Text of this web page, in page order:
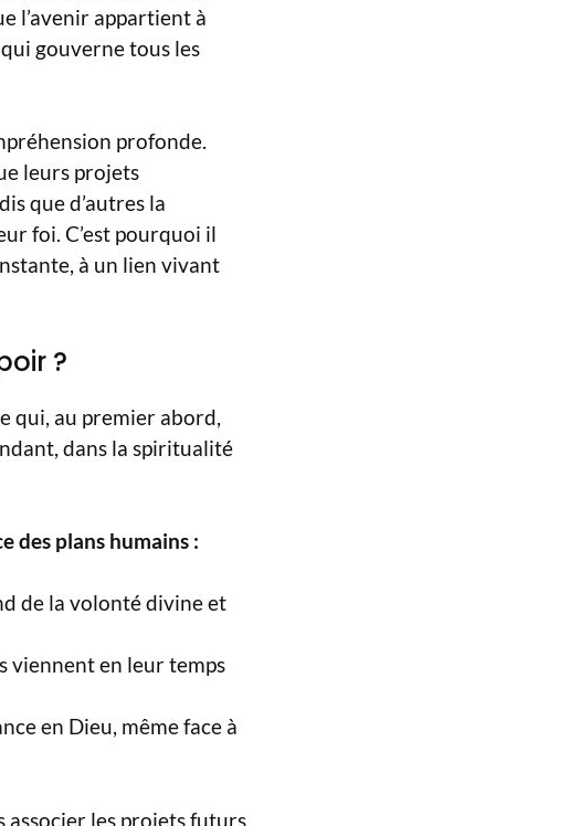
l’avenir appartient à
qui gouverne tous les
profonde.
leurs projets
que d’autres la
foi. C’est pourquoi il
à un lien vivant
?
qui, au premier abord,
dans la spiritualité
des plans humains :
de la volonté divine et
viennent en leur temps
en Dieu, même face à
associer les projets futurs